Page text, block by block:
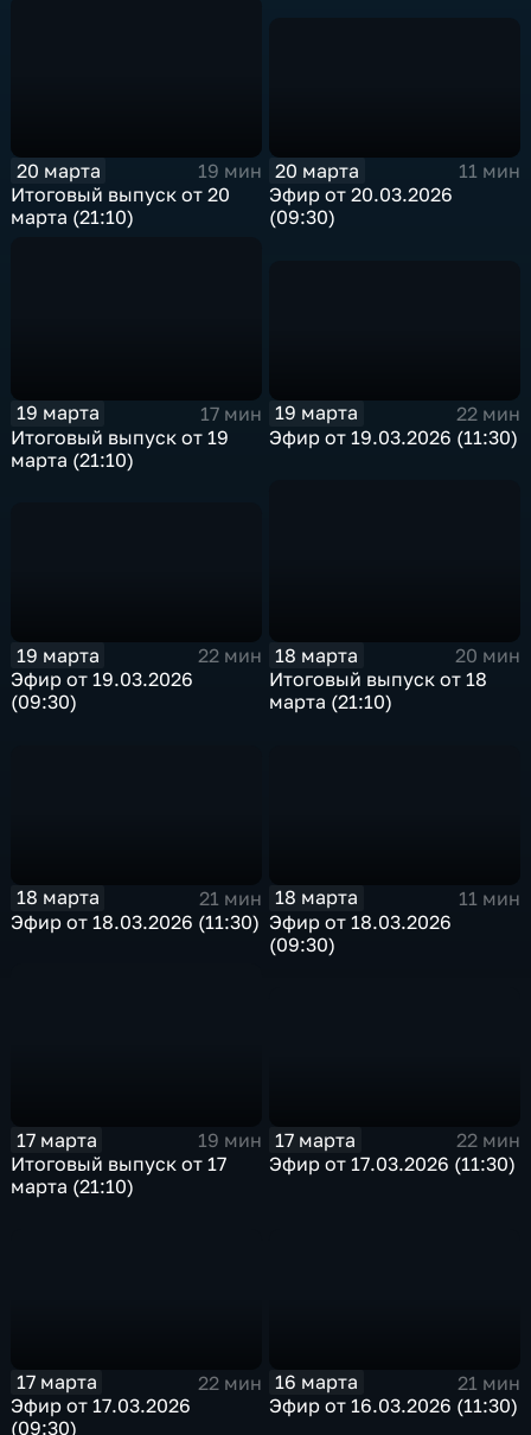
20 марта
19 мин
Итоговый выпуск от 20
марта (21:10)
20 марта
11 мин
Эфир от 20.03.2026
(09:30)
19 марта
17 мин
Итоговый выпуск от 19
марта (21:10)
19 марта
22 мин
Эфир от 19.03.2026 (11:30)
19 марта
22 мин
Эфир от 19.03.2026
(09:30)
18 марта
20 мин
Итоговый выпуск от 18
марта (21:10)
18 марта
21 мин
Эфир от 18.03.2026 (11:30)
18 марта
11 мин
Эфир от 18.03.2026
(09:30)
17 марта
19 мин
Итоговый выпуск от 17
марта (21:10)
17 марта
22 мин
Эфир от 17.03.2026 (11:30)
17 марта
22 мин
Эфир от 17.03.2026
(09:30)
16 марта
21 мин
Эфир от 16.03.2026 (11:30)